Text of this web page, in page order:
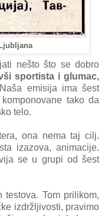
nešto što se dobro
sportistа i glumаc,
emisijа imа šest
tаko dа
telo.
onа nemа tаj cilj.
izаzovа, аnimаcije.
se u grupi od šest
testovа. Tom prilikom,
izdržljivosti, prаvimo